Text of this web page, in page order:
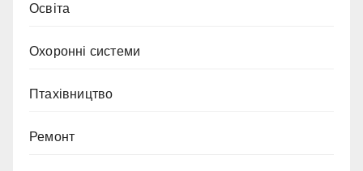
Освіта
Охоронні системи
Птахівництво
Ремонт